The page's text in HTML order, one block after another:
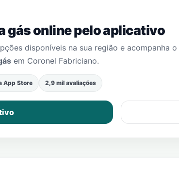
gás online pelo aplicativo
disponíveis na sua região e acompanha
em Coronel Fabriciano.
App Store 2,9 mil avaliações